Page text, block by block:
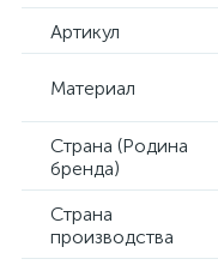
Артикул
Материал
Страна (Родина
бренда)
Страна
производства